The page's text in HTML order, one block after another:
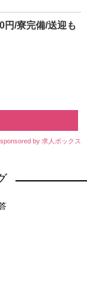
円/寮完備/送迎も
sponsored by 求人ボックス